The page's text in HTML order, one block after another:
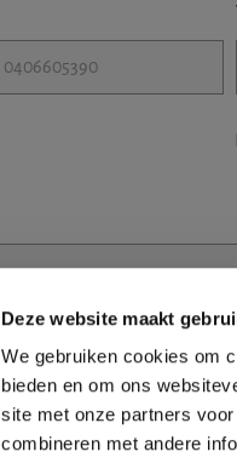
Deze website maakt
We gebruiken cookies om
bieden en om ons
site met onze partners
combineren met andere